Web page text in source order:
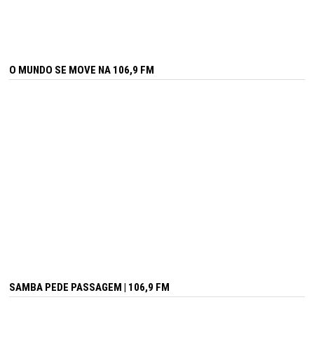
O MUNDO SE MOVE NA 106,9 FM
SAMBA PEDE PASSAGEM | 106,9 FM